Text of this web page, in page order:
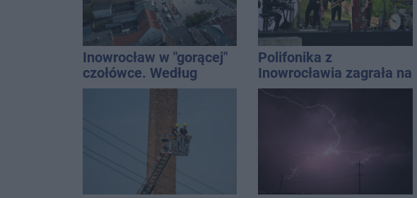
Inowrocław w "gorącej"
czołówce. Według
analizy Onetu nasze
najbardziej narażonych
Polifonika z
Inowrocławia zagrała na
Harendzie. Muzyczny
hołd dla Jana